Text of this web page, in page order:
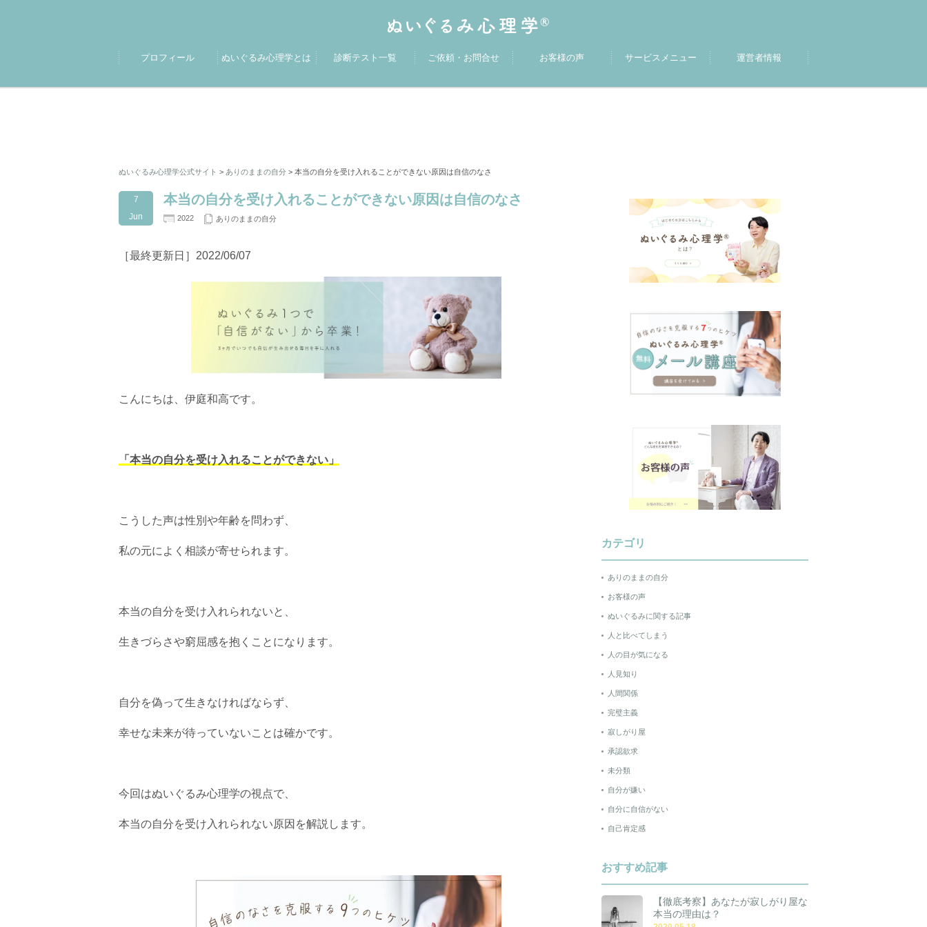
プロフィール ぬいぐるみ心理学とは 診断テスト一覧 ご依頼・お問合せ お客様の声 サービスメニュー 運営者情報
ぬいぐるみ心理学公式サイト > ありのままの自分 > 本当の自分を受け入れることができない原因は自信のなさ
7
Jun
本当の自分を受け入れることができない原因は自信のなさ
2022 ありのままの自分
［最終更新日］2022/06/07
こんにちは、伊庭和高です。
「本当の自分を受け入れることができない」
こうした声は性別や年齢を問わず、
私の元によく相談が寄せられます。
本当の自分を受け入れられないと、
生きづらさや窮屈感を抱くことになります。
自分を偽って生きなければならず、
幸せな未来が待っていないことは確かです。
今回はぬいぐるみ心理学の視点で、
本当の自分を受け入れられない原因を解説します。
カテゴリ
ありのままの自分
お客様の声
ぬいぐるみに関する記事
人と比べてしまう
人の目が気になる
人見知り
人間関係
完璧主義
寂しがり屋
承認欲求
未分類
自分が嫌い
自分に自信がない
自己肯定感
おすすめ記事
【徹底考察】あなたが寂しがり屋な
本当の理由は？